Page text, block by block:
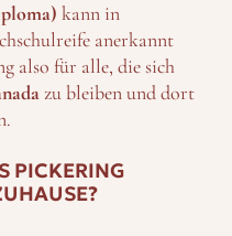
kann in
anerkannt
also für alle, die sich
zu bleiben und dort
PICKERING